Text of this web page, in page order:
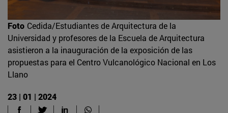
Foto Cedida/Estudiantes de Arquitectura de la
Universidad y profesores de la Escuela de Arquitectura
asistieron a la inauguración de la exposición de las
propuestas para el Centro Vulcanológico Nacional en Los
Llano
23 | 01 | 2024